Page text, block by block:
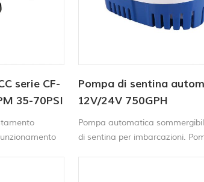
serie CF-
35-70PSI
Pompa di sentina
12V/24V 750GPH
Pompa automatica
di sentina per imbarcazioni.